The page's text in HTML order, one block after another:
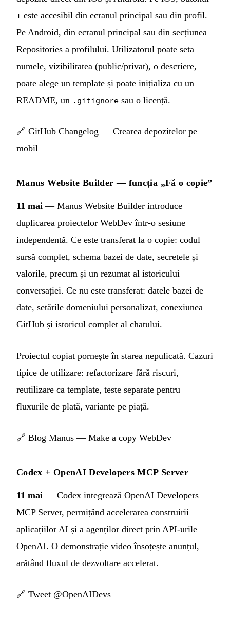
+ este accesibil din ecranul principal sau din profil.
Pe Android, din ecranul principal sau din secțiunea
Repositories a profilului. Utilizatorul poate seta
numele, vizibilitatea (public/privat), o descriere,
poate alege un template și poate inițializa cu un
README, un .gitignore sau o licență.
🔗 GitHub Changelog — Crearea depozitelor pe
mobil
Manus Website Builder — funcția „Fă o copie”
11 mai — Manus Website Builder introduce
duplicarea proiectelor WebDev într-o sesiune
independentă. Ce este transferat la o copie: codul
sursă complet, schema bazei de date, secretele și
valorile, precum și un rezumat al istoricului
conversației. Ce nu este transferat: datele bazei de
date, setările domeniului personalizat, conexiunea
GitHub și istoricul complet al chatului.
Proiectul copiat pornește în starea nepulicată. Cazuri
tipice de utilizare: refactorizare fără riscuri,
reutilizare ca template, teste separate pentru
fluxurile de plată, variante pe piață.
🔗 Blog Manus — Make a copy WebDev
Codex + OpenAI Developers MCP Server
11 mai — Codex integrează OpenAI Developers
MCP Server, permițând accelerarea construirii
aplicațiilor AI și a agenților direct prin API-urile
OpenAI. O demonstrație video însoțește anunțul,
arătând fluxul de dezvoltare accelerat.
🔗 Tweet @OpenAIDevs